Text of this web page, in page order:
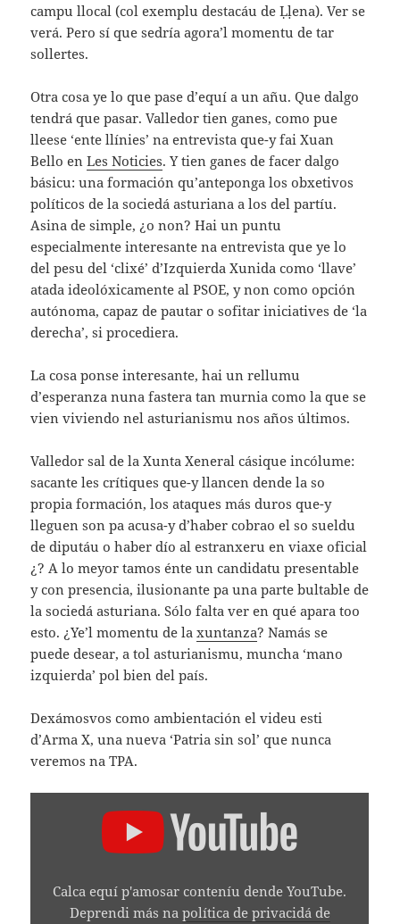
campu llocal (col exemplu destacáu de Ḷḷena). Ver se
verá. Pero sí que sedría agora’l momentu de tar
sollertes.
Otra cosa ye lo que pase d’equí a un añu. Que dalgo
tendrá que pasar. Valledor tien ganes, como pue
lleese ‘ente llínies’ na entrevista que-y fai Xuan
Bello enLes Noticies. Y tien ganes de facer dalgo
básicu: una formación qu’anteponga los obxetivos
políticos de la sociedá asturiana a los del partíu.
Asina de simple, ¿o non? Hai un puntu
especialmente interesante na entrevista que ye lo
del pesu del ‘clixé’ d’Izquierda Xunida como ‘llave’
atada ideolóxicamente al PSOE, y non como opción
autónoma, capaz de pautar o sofitar iniciatives de ‘la
derecha’, si procediera.
La cosa ponse interesante, hai un rellumu
d’esperanza nuna fastera tan murnia como la que se
vien viviendo nel asturianismu nos años últimos.
Valledor sal de la Xunta Xeneral cásique incólume:
sacante les crítiques que-y llancen dende la so
propia formación, los ataques más duros que-y
lleguen son pa acusa-y d’haber cobrao el so sueldu
de diputáu o haber dío al estranxeru en viaxe oficial
¿? A lo meyor tamos énte un candidatu presentable
y con presencia, ilusionante pa una parte bultable de
la sociedá asturiana. Sólo falta ver en qué apara too
esto. ¿Ye’l momentu de laxuntanza? Namás se
puede desear, a tol asturianismu, muncha ‘mano
izquierda’ pol bien del país.
Dexámosvos como ambientación el videu esti
d’Arma X, una nueva ‘Patria sin sol’ que nunca
veremos na TPA.
(VIDEOCLIP
Calca equí p'amosar conteníu dende YouTube.
Deprendi más na política de privacidá de